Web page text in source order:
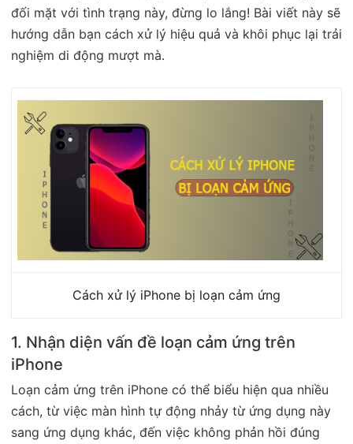
đối mặt với tình trạng này, đừng lo lắng! Bài viết này sẽ
hướng dẫn bạn cách xử lý hiệu quả và khôi phục lại trải
nghiệm di động mượt mà.
Cách xử lý iPhone bị loạn cảm ứng
1. Nhận diện vấn đề loạn cảm ứng trên
iPhone
Loạn cảm ứng trên iPhone có thể biểu hiện qua nhiều
cách, từ việc màn hình tự động nhảy từ ứng dụng này
sang ứng dụng khác, đến việc không phản hồi đúng